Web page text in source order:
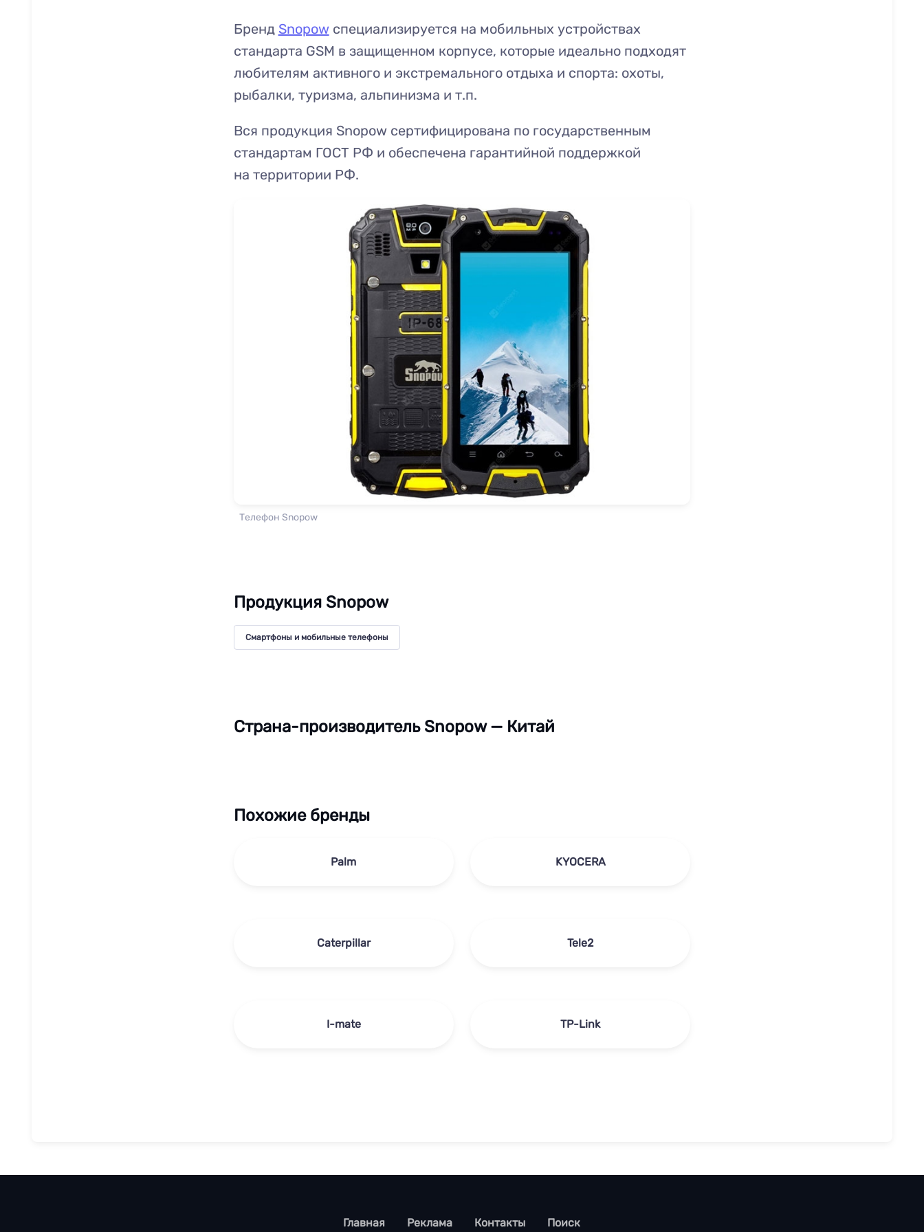
Бренд Snopowспециализируется на мобильных устройствах
стандарта GSM в защищенном корпусе, которые идеально подходят
любителям активного и экстремального отдыха и спорта: охоты,
рыбалки, туризма, альпинизма и т.п.
Вся продукция Snopow сертифицирована по государственным
стандартам ГОСТ РФ и обеспечена гарантийной поддержкой
на территории РФ.
Телефон Snopow
Продукция Snopow
Смартфоны и мобильные телефоны
Страна-производитель Snopow — Китай
Похожие бренды
Palm KYOCERA
Caterpillar Tele2
I-mate TP-Link
footer
Главная Реклама Контакты Поиск